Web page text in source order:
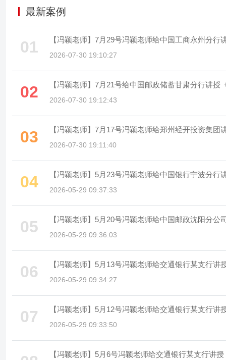
信托、保险金信托金额达3500万元，成为平安银行私行客户财富
提升：为中行广东某分行定制资产配置与客户沙龙方案，推动分
1100万，实现客户数量与资产规模双突破。
最新案例
01 【冯颖老师】7月29号冯颖老师给中国工商永州分
2026-07-30 19:10:27
02 2026-07-30 19:12:43
03 【冯颖老师】7月17号冯颖老师给郑州经开投资集
2026-07-30 19:11:40
04 【冯颖老师】5月23号冯颖老师给中国银行宁波分
2026-05-29 09:37:33
05 【冯颖老师】5月20号冯颖老师给中国邮政沈阳分
2026-05-29 09:36:03
06 【冯颖老师】5月13号冯颖老师给交通银行某支行讲
2026-05-29 09:34:27
07 【冯颖老师】5月12号冯颖老师给交通银行某支行讲
2026-05-29 09:33:50
【冯颖老师】5月6号冯颖老师给交通银行某支行讲